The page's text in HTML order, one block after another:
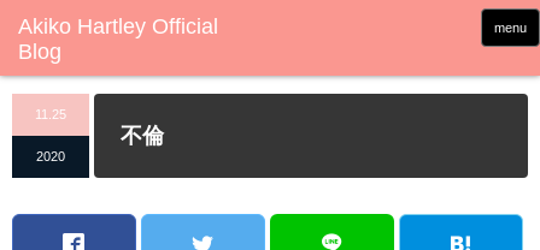
menu
11.25
2020
不倫